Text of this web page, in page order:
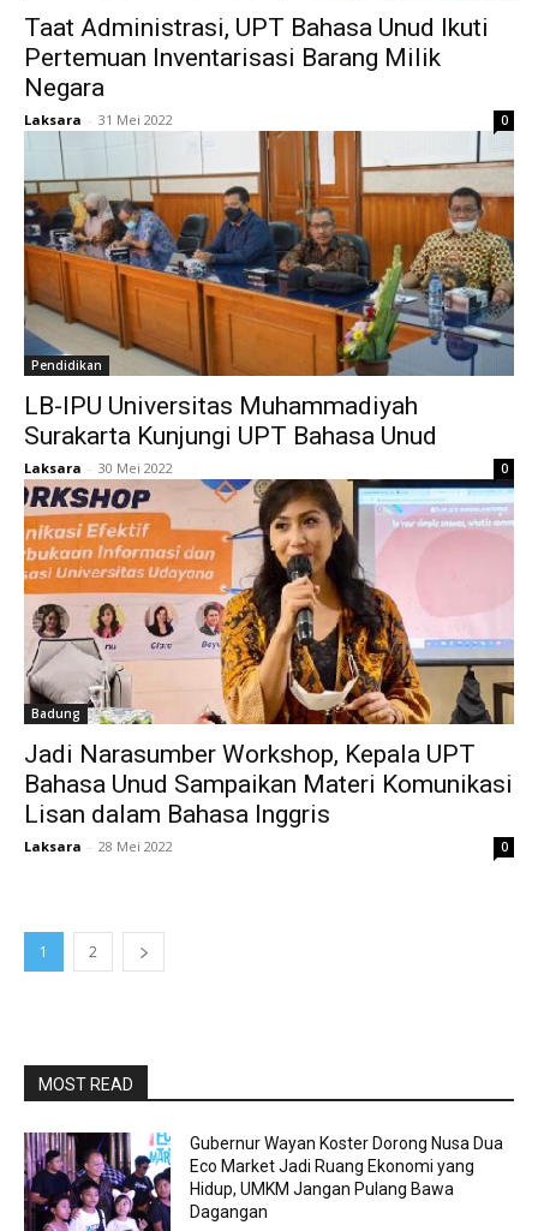
Taat Administrasi, UPT Bahasa Unud Ikuti
Pertemuan Inventarisasi Barang Milik
Negara
Laksara - 31 Mei 2022 0
Pendidikan
LB-IPU Universitas Muhammadiyah
Surakarta Kunjungi UPT Bahasa Unud
Laksara - 30 Mei 2022 0
Badung
Jadi Narasumber Workshop, Kepala UPT
Bahasa Unud Sampaikan Materi Komunikasi
Lisan dalam Bahasa Inggris
Laksara - 28 Mei 2022 0
1 2
MOST READ
Gubernur Wayan Koster Dorong Nusa Dua
Eco Market Jadi Ruang Ekonomi yang
Hidup, UMKM Jangan Pulang Bawa
Dagangan